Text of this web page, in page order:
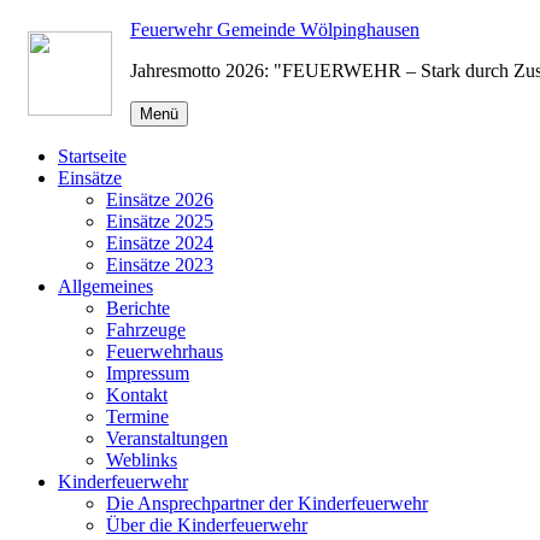
Zum
Inhalt
Feuerwehr Gemeinde Wölpinghausen
Jahresmotto 2026: "FEUERWEHR – Stark durch
Menü
Startseite
Einsätze
Einsätze 2026
Einsätze 2025
Einsätze 2024
Einsätze 2023
Allgemeines
Berichte
Fahrzeuge
Feuerwehrhaus
Impressum
Kontakt
Termine
Veranstaltungen
Weblinks
Kinderfeuerwehr
Die Ansprechpartner der Kinderfeuerwehr
Über die Kinderfeuerwehr